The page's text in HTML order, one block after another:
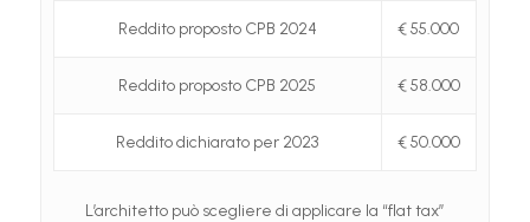
Reddito proposto CPB 2024 € 55.000
Reddito proposto CPB 2025 € 58.000
Reddito dichiarato per 2023 € 50.000
L’architetto può scegliere di applicare la “flat tax”